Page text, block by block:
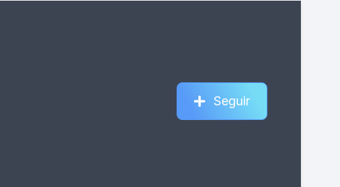
Seguir